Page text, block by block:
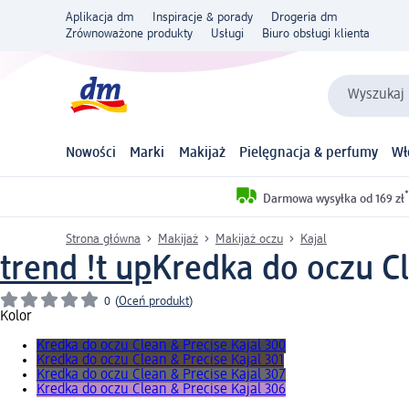
Aplikacja dm Inspiracje & porady
Drogeria dm
Zrównoważone produkty
Usługi Biuro obsługi klienta
Wyszukaj
Nowości Marki Makijaż Pielęgnacja & perfumy
Darmowa wysyłka od 169 zł*
Strona główna Makijaż Makijaż oczu Kajal
trend !t upKredka do oczu
0 (Oceń produkt)
Kolor
Kredka do oczu Clean & Precise Kajal 300
Kredka do oczu Clean & Precise Kajal 301
Kredka do oczu Clean & Precise Kajal 307
Kredka do oczu Clean & Precise Kajal 306